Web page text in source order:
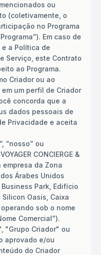
ou
(coletivamente, o
no Programa
Em caso de
a Política de
Serviço, este Contrato
ao Programa.
Criador ou ao
um perfil de Criador
concorda que a
dados pessoais de
Privacidade e aceita
“nosso” ou
CONCIERGE &
empresa da Zona
Árabes Unidos
Business Park, Edifício
Silicon Oasis, Caixa
sob o nome
Comercial”).
"Grupo Criador" ou
aprovado e/ou
do Criador